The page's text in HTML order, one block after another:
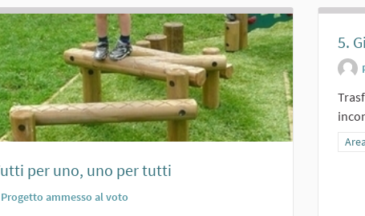
per uno, uno per tutti
Progetto ammesso al voto
5.